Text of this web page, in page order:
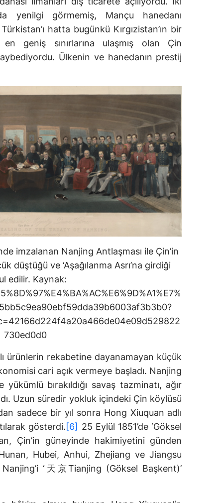
yenilgi görmemiş, Mançu hanedanı
hatta bugünkü Kırgızistan’ın bir
en geniş sınırlarına ulaşmış olan Çin
Ülkenin ve hanedanın prestij
imzalanan Nanjing Antlaşması ile Çin’in
düştüğü ve ‘Aşağılanma Asrı’na girdiği
edilir. Kaynak:
730ed0d0
ürünlerin rekabetine dayanamayan küçük
cari açık vermeye başladı. Nanjing
yükümlü bırakıldığı savaş tazminatı, ağır
Uzun süredir yokluk içindeki Çin köylüsü
sadece bir yıl sonra Hong Xiuquan adlı
gösterdi.[6] 25 Eylül 1851’de ‘Göksel
Çin’in güneyinde hakimiyetini günden
Hubei, Anhui, Zhejiang ve Jiangsu
‘天京Tianjing (Göksel Başkent)’